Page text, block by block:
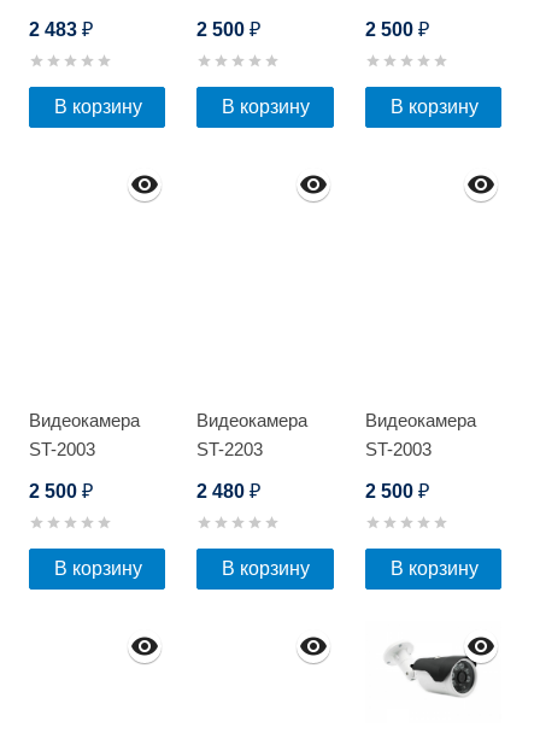
2 483 ₽
В корзину
2 500₽
В корзину
2 500 ₽
В корзину
Видеокамера
ST-2003
2 500 ₽
В корзину
Видеокамера
ST-2203
2 480₽
В корзину
Видеокамера
ST-2003
2 500 ₽
В корзину